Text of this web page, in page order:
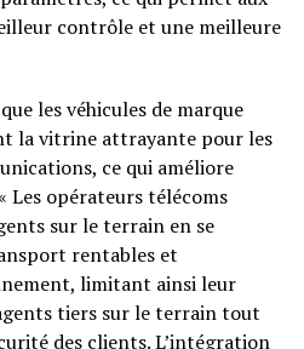
contrôle et une meilleure
les véhicules de marque
la vitrine attrayante pour les
ce qui améliore
Les opérateurs télécoms
sur le terrain en se
rentables et
limitant ainsi leur
tiers sur le terrain tout
des clients. L’intégration